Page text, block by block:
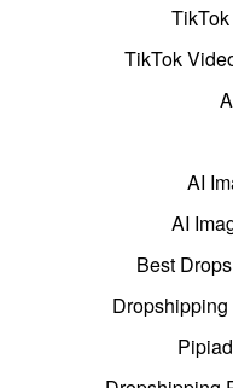
TikTok
AI
AI
Best